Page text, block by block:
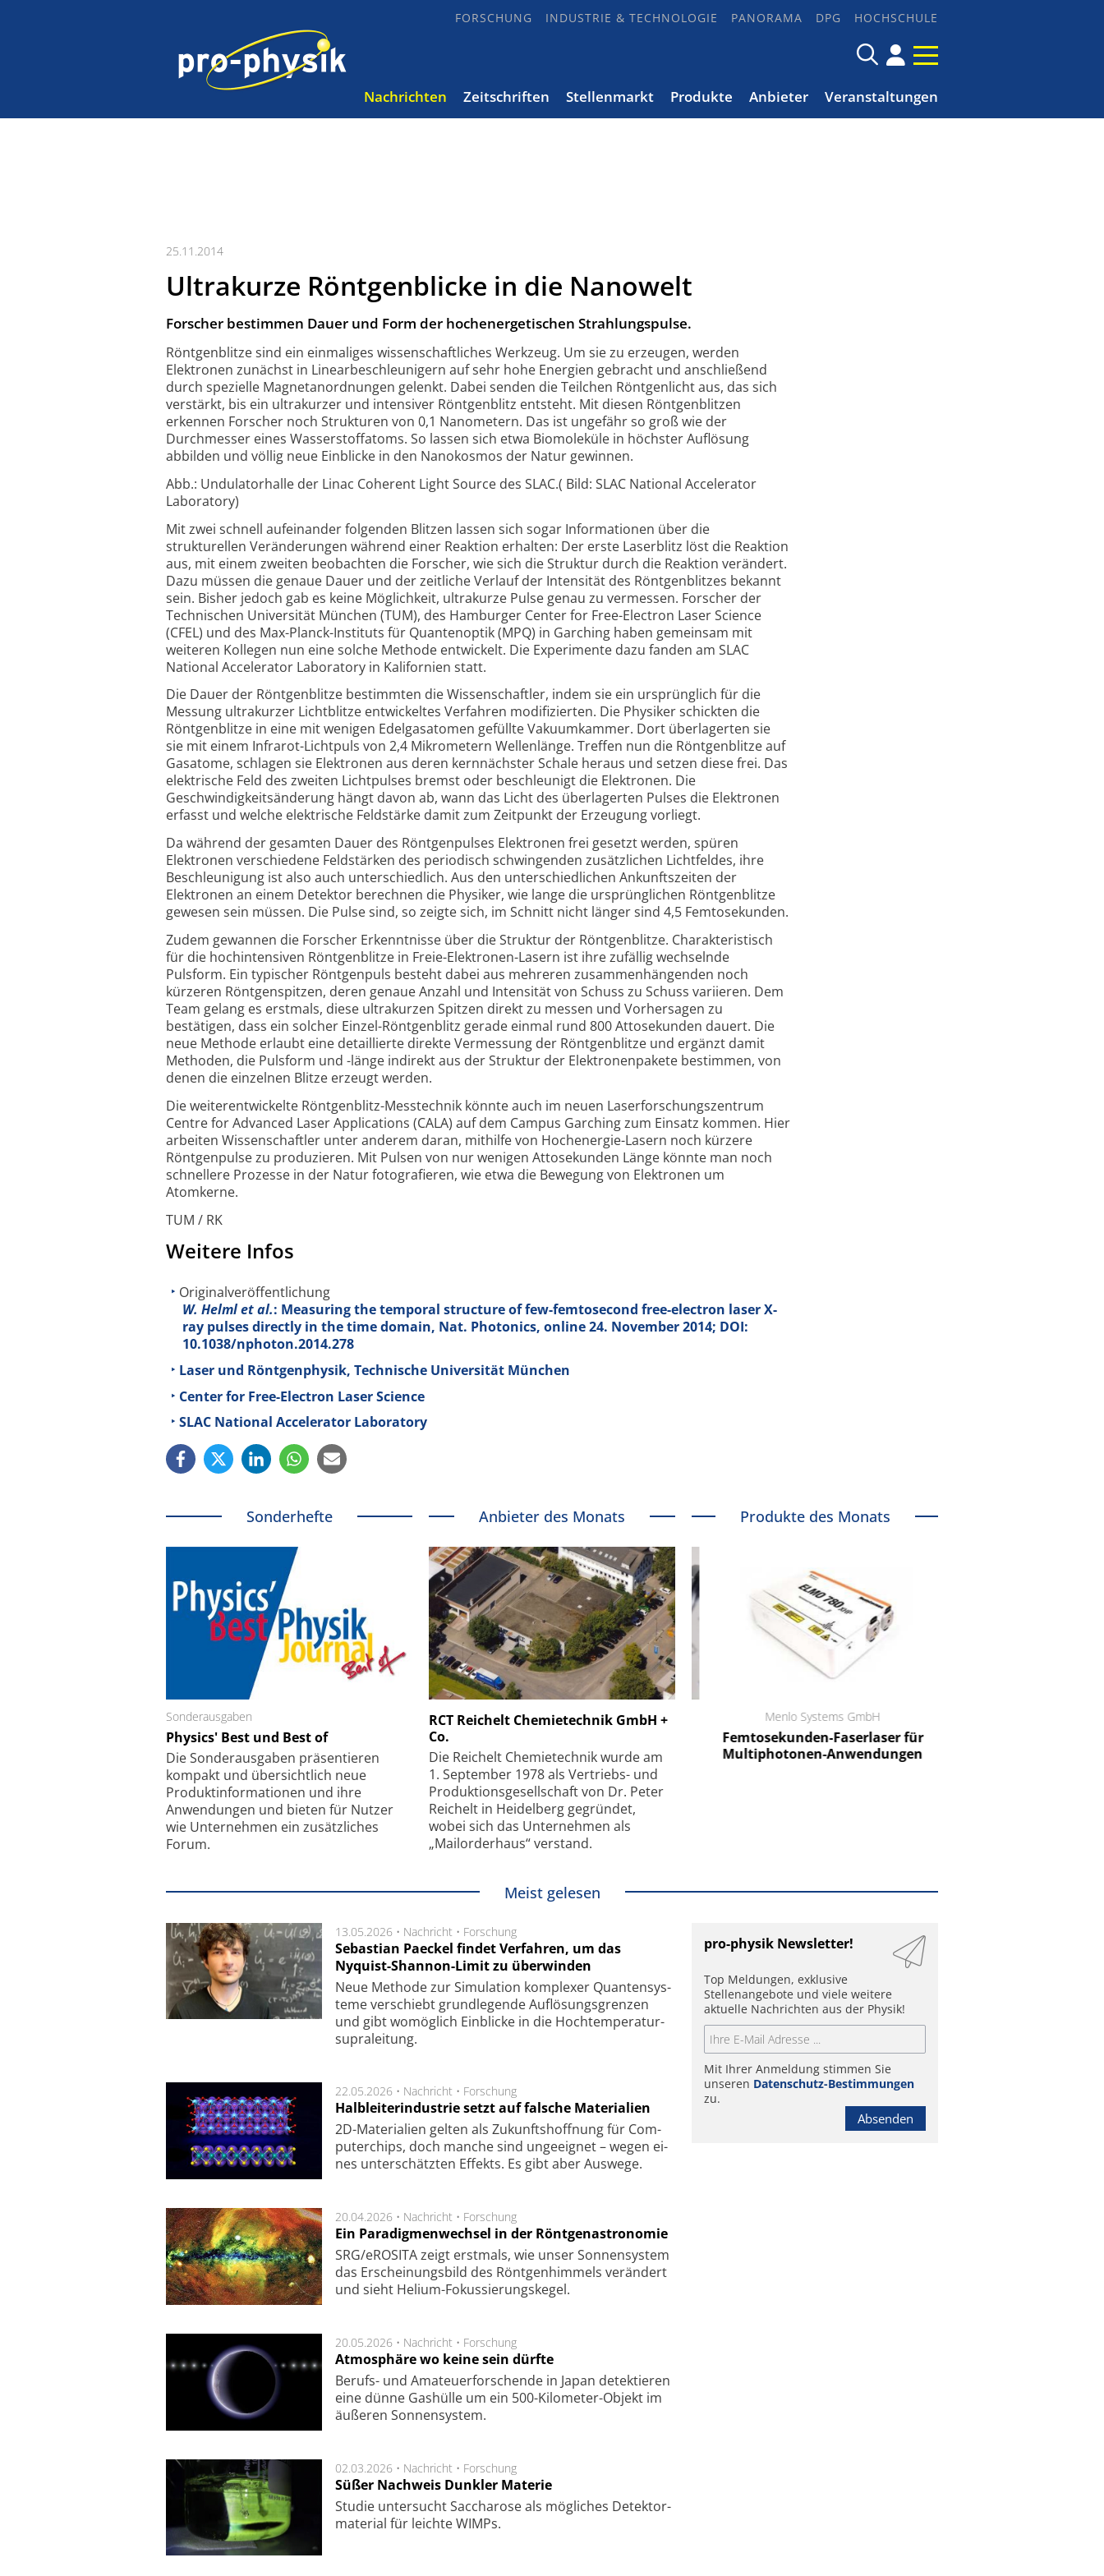
FORSCHUNG INDUSTRIE & TECHNOLOGIE PANORAMA DPG HOCHSCHULE
Nachrichten Zeitschriften Stellenmarkt Produkte Anbieter Veranstaltungen
25.11.2014
Ultrakurze Röntgenblicke in die Nanowelt
Forscher bestimmen Dauer und Form der hochenergetischen Strahlungspulse.
Röntgenblitze sind ein einmaliges wissenschaftliches Werkzeug. Um sie zu erzeugen, werden
Elektronen zunächst in Linearbeschleunigern auf sehr hohe Energien gebracht und anschließend
durch spezielle Magnetanordnungen gelenkt. Dabei senden die Teilchen Röntgenlicht aus, das sich
verstärkt, bis ein ultrakurzer und intensiver Röntgenblitz entsteht. Mit diesen Röntgenblitzen
erkennen Forscher noch Strukturen von 0,1 Nanometern. Das ist ungefähr so groß wie der
Durchmesser eines Wasserstoffatoms. So lassen sich etwa Biomoleküle in höchster Auflösung
abbilden und völlig neue Einblicke in den Nanokosmos der Natur gewinnen.
Abb.: Undulatorhalle der Linac Coherent Light Source des SLAC.( Bild: SLAC National Accelerator
Laboratory)
Mit zwei schnell aufeinander folgenden Blitzen lassen sich sogar Informationen über die
strukturellen Veränderungen während einer Reaktion erhalten: Der erste Laserblitz löst die Reaktion
aus, mit einem zweiten beobachten die Forscher, wie sich die Struktur durch die Reaktion verändert.
Dazu müssen die genaue Dauer und der zeitliche Verlauf der Intensität des Röntgenblitzes bekannt
sein. Bisher jedoch gab es keine Möglichkeit, ultrakurze Pulse genau zu vermessen. Forscher der
Technischen Universität München (TUM), des Hamburger Center for Free-Electron Laser Science
(CFEL) und des Max-Planck-Instituts für Quantenoptik (MPQ) in Garching haben gemeinsam mit
weiteren Kollegen nun eine solche Methode entwickelt. Die Experimente dazu fanden am SLAC
National Accelerator Laboratory in Kalifornien statt.
Die Dauer der Röntgenblitze bestimmten die Wissenschaftler, indem sie ein ursprünglich für die
Messung ultrakurzer Lichtblitze entwickeltes Verfahren modifizierten. Die Physiker schickten die
Röntgenblitze in eine mit wenigen Edelgasatomen gefüllte Vakuumkammer. Dort überlagerten sie
sie mit einem Infrarot-Lichtpuls von 2,4 Mikrometern Wellenlänge. Treffen nun die Röntgenblitze auf
Gasatome, schlagen sie Elektronen aus deren kernnächster Schale heraus und setzen diese frei. Das
elektrische Feld des zweiten Lichtpulses bremst oder beschleunigt die Elektronen. Die
Geschwindigkeitsänderung hängt davon ab, wann das Licht des überlagerten Pulses die Elektronen
erfasst und welche elektrische Feldstärke damit zum Zeitpunkt der Erzeugung vorliegt.
Da während der gesamten Dauer des Röntgenpulses Elektronen frei gesetzt werden, spüren
Elektronen verschiedene Feldstärken des periodisch schwingenden zusätzlichen Lichtfeldes, ihre
Beschleunigung ist also auch unterschiedlich. Aus den unterschiedlichen Ankunftszeiten der
Elektronen an einem Detektor berechnen die Physiker, wie lange die ursprünglichen Röntgenblitze
gewesen sein müssen. Die Pulse sind, so zeigte sich, im Schnitt nicht länger sind 4,5 Femtosekunden.
Zudem gewannen die Forscher Erkenntnisse über die Struktur der Röntgenblitze. Charakteristisch
für die hochintensiven Röntgenblitze in Freie-Elektronen-Lasern ist ihre zufällig wechselnde
Pulsform. Ein typischer Röntgenpuls besteht dabei aus mehreren zusammenhängenden noch
kürzeren Röntgenspitzen, deren genaue Anzahl und Intensität von Schuss zu Schuss variieren. Dem
Team gelang es erstmals, diese ultrakurzen Spitzen direkt zu messen und Vorhersagen zu
bestätigen, dass ein solcher Einzel-Röntgenblitz gerade einmal rund 800 Attosekunden dauert. Die
neue Methode erlaubt eine detaillierte direkte Vermessung der Röntgenblitze und ergänzt damit
Methoden, die Pulsform und -länge indirekt aus der Struktur der Elektronenpakete bestimmen, von
denen die einzelnen Blitze erzeugt werden.
Die weiterentwickelte Röntgenblitz-Messtechnik könnte auch im neuen Laserforschungszentrum
Centre for Advanced Laser Applications (CALA) auf dem Campus Garching zum Einsatz kommen. Hier
arbeiten Wissenschaftler unter anderem daran, mithilfe von Hochenergie-Lasern noch kürzere
Röntgenpulse zu produzieren. Mit Pulsen von nur wenigen Attosekunden Länge könnte man noch
schnellere Prozesse in der Natur fotografieren, wie etwa die Bewegung von Elektronen um
Atomkerne.
TUM / RK
Weitere Infos
Originalveröffentlichung
W. Helml et al.: Measuring the temporal structure of few-femtosecond free-electron laser X-
ray pulses directly in the time domain, Nat. Photonics, online 24. November 2014; DOI:
10.1038/nphoton.2014.278
Laser und Röntgenphysik, Technische Universität München
Center for Free-Electron Laser Science
SLAC National Accelerator Laboratory
Sonderhefte
Sonderausgaben
Physics' Best und Best of
Die Sonder­ausgaben präsentieren
kompakt und übersichtlich neue
Produkt­informationen und ihre
Anwendungen und bieten für Nutzer
wie Unternehmen ein zusätzliches
Forum.
Anbieter des Monats
RCT Reichelt Chemietechnik GmbH +
Co.
Die Reichelt Chemietechnik wurde am
1. September 1978 als Vertriebs- und
Produktionsgesellschaft von Dr. Peter
Reichelt in Heidelberg gegründet,
wobei sich das Unternehmen als
„Mailorderhaus“ verstand.
Produkte des Monats
Faserkoppler mit Super-
Feinfokussierungsmechanismus
SmarAct GmbH
kleinstem Raum
Menlo Systems GmbH
Femtosekunden-Faserlaser für
Multiphotonen-Anwendungen
Meist gelesen
13.05.2026 • Nachricht • Forschung
Sebastian Paeckel findet Verfahren, um das
Nyquist-Shannon-Limit zu überwinden
Neue Methode zur Simu­la­tion kom­ple­xer Quan­ten­sys­
te­me ver­schiebt grund­le­gen­de Auf­lösungs­gren­zen
und gibt wo­mög­lich Ein­blicke in die Hoch­tempe­ra­tur­
supra­lei­tung.
22.05.2026 • Nachricht • Forschung
Halbleiterindustrie setzt auf falsche Materialien
2D-Mate­ri­a­li­en gel­ten als Zu­kunfts­hoff­nung für Com­
pu­ter­chips, doch man­che sind un­ge­eig­net – we­gen ei­
nes un­ter­schätz­ten Ef­fekts. Es gibt aber Aus­we­ge.
20.04.2026 • Nachricht • Forschung
Ein Paradigmenwechsel in der Röntgenastronomie
SRG/eROSITA zeigt erst­mals, wie unser Son­nen­sys­tem
das Er­schei­nungs­bild des Rönt­gen­him­mels ver­än­dert
und sieht Helium-Fokus­sie­rungs­ke­gel.
20.05.2026 • Nachricht • Forschung
Atmosphäre wo keine sein dürfte
Berufs- und Ama­teuer­for­schen­de in Japan de­tek­tie­ren
eine dün­ne Gas­hül­le um ein 500-Kilo­meter-Objekt im
äu­ße­ren Son­nen­sys­tem.
02.03.2026 • Nachricht • Forschung
Süßer Nachweis Dunkler Materie
Studie unter­sucht Saccha­ro­se als mög­li­ches De­tek­tor­
ma­te­rial für leich­te WIMPs.
pro-physik Newsletter!
Top Meldungen, exklusive
Stellenangebote und viele weitere
aktuelle Nachrichten aus der Physik!
Mit Ihrer Anmeldung stimmen Sie
unseren Datenschutz-Bestimmungen
zu.
Absenden